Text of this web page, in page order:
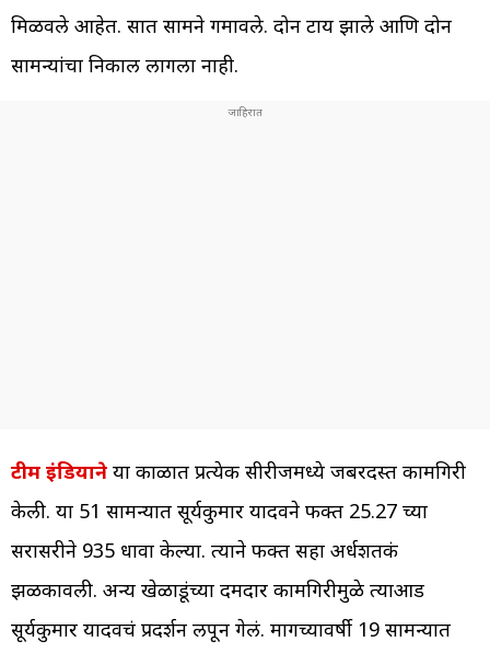
मिळवले आहेत. सात सामने गमावले. दोन टाय झाले आणि दोन
सामन्यांचा निकाल लागला नाही.
टीम इंडियाने या काळात प्रत्येक सीरीजमध्ये जबरदस्त कामगिरी
केली. या 51 सामन्यात सूर्यकुमार यादवने फक्त 25.27 च्या
सरासरीने 935 धावा केल्या. त्याने फक्त सहा अर्धशतकं
झळकावली. अन्य खेळाडूंच्या दमदार कामगिरीमुळे त्याआड
सूर्यकुमार यादवचं प्रदर्शन लपून गेलं. मागच्यावर्षी 19 सामन्यात